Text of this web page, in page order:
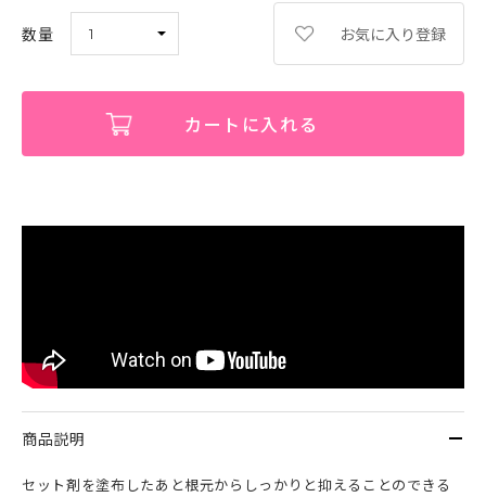
お気に入り登録
カートに入れる
商品説明
セット剤を塗布したあと根元からしっかりと抑えることのできる